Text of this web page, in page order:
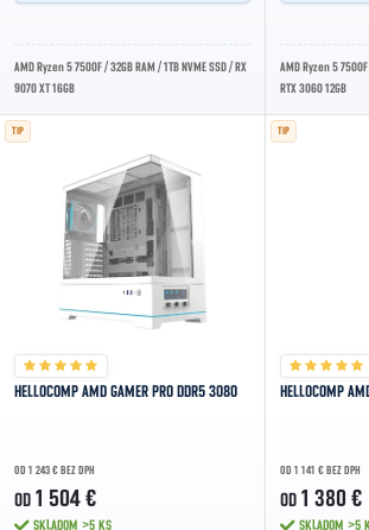
AMD Ryzen 5 7500F / 32GB RAM / 1TB NVME SSD / RX
9070 XT 16GB
AMD Ryzen 5 7500F
RTX 3060 12GB
TIP
HELLOCOMP AMD GAMER PRO DDR5 3080
OD 1 243 € BEZ DPH
OD 1 504 €
SKLADOM >5 KS
TIP
HELLOCOMP
OD 1 141 € BEZ DPH
OD 1 380 €
SKLADOM >5